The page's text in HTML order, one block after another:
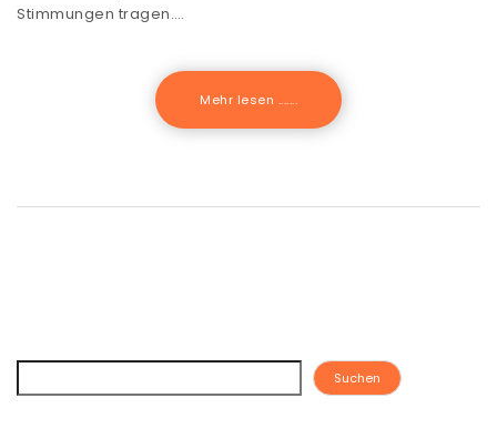
Stimmungen tragen.…
Mehr lesen .......
Suchen